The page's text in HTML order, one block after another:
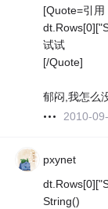
[Quote=引
试试
[/Quote]
郁闷,我怎么
2010-
pxynet
String()